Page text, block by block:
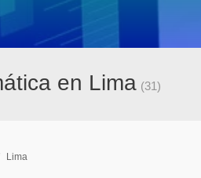
en Lima (31)
Lima